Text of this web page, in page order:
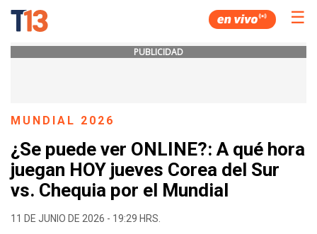
☰
PUBLICIDAD
MUNDIAL 2026
¿Se puede ver ONLINE?: A qué hora
juegan HOY jueves Corea del Sur
vs. Chequia por el Mundial
11 DE JUNIO DE 2026 - 19:29 HRS.